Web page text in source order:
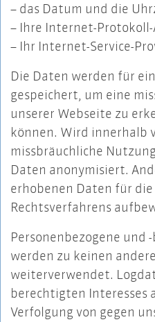
– das Datum und die
– Ihre Internet-Protokoll-
– Ihr Internet-Service-
Die Daten werden für
gespeichert, um eine
unserer Webseite zu
können. Wird innerhalb
missbräuchliche
Daten anonymisiert.
erhobenen Daten für
Rechtsverfahrens
Personenbezogene und
werden zu keinen
weiterverwendet.
berechtigten Interesses
Verfolgung von gegen